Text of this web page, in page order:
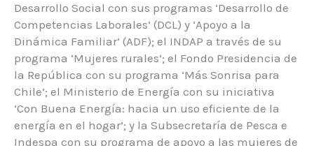
Desarrollo Social con sus programas ‘Desarrollo de
Competencias Laborales’ (DCL) y ‘Apoyo a la
Dinámica Familiar’ (ADF); el INDAP a través de su
programa ‘Mujeres rurales’; el Fondo Presidencia de
la República con su programa ‘Más Sonrisa para
Chile’; el Ministerio de Energía con su iniciativa
‘Con Buena Energía: hacia un uso eficiente de la
energía en el hogar’; y la Subsecretaría de Pesca e
Indespa con su programa de apoyo a las mujeres de